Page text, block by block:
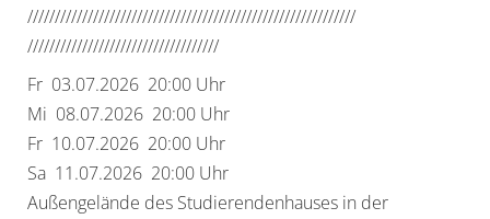
////////////////////////////////////////////////////////////
///////////////////////////////////
Fr 03.07.2026 20:00 Uhr
Mi 08.07.2026 20:00 Uhr
Fr 10.07.2026 20:00 Uhr
Sa 11.07.2026 20:00 Uhr
Außengelände des Studierendenhauses in der